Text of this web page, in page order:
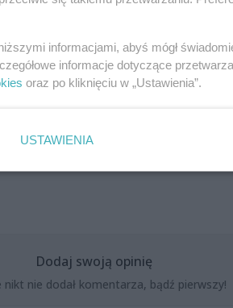
Doroty)
wnętrz)
Dodaj swoją opinię
nikt nie dodał komentarza, bądź pierwszy!
informacjami, abyś mógł
informacje dotyczące
oraz po kliknięciu w „Ustawienia”.
USTAWIENIA